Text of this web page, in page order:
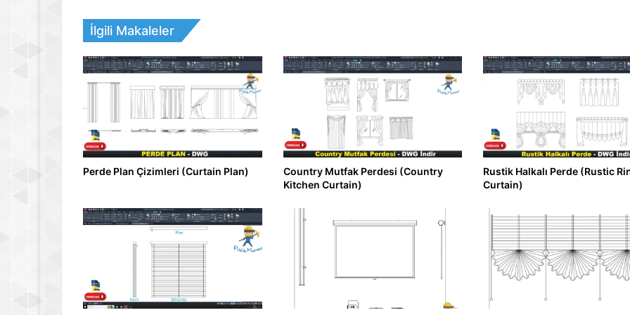
İlgili Makaleler
Perde Plan Çizimleri (Curtain Plan)
Country Mutfak Perdesi (Country
Kitchen Curtain)
Rustik Halkalı Perde (Rustic
Curtain)